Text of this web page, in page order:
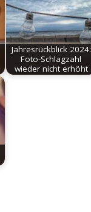
Jahresrückblick 2024:
Foto-Schlagzahl
wieder nicht erhöht